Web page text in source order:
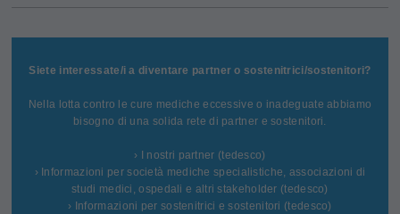
Siete interessate/i a diventare partner o sostenitrici/sostenitori?
Nella lotta contro le cure mediche eccessive o inadeguate abbiamo
bisogno di una solida rete di partner e sostenitori.
› I nostri partner (tedesco)
› Informazioni per società mediche specialistiche, associazioni di
studi medici, ospedali e altri stakeholder (tedesco)
› Informazioni per sostenitrici e sostenitori (tedesco)